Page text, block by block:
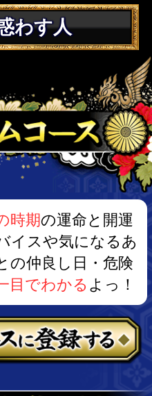
】ｾｯｸｽであ
じらす方法
ﾄﾞでのしぐ